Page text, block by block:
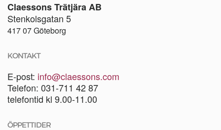
Claessons Trätjära AB
Stenkolsgatan 5
417 07 Göteborg
KONTAKT
E-post: info@claessons.com
Telefon: 031-711 42 87
telefontid kl 9.00-11.00
ÖPPETTIDER